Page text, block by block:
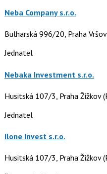
Neba Company s.r.o.
Bulharská 996/20, Praha
Jednatel
Nebaka Investment s.r.o.
Husitská 107/3, Praha Žižkov
Jednatel
Ilone Invest s.r.o.
Husitská 107/3, Praha Žižkov